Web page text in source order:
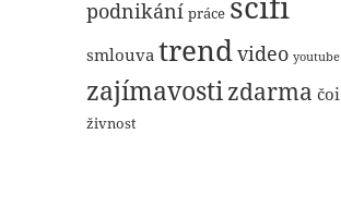
podnikání práce
smlouva trendvideo youtube
zajímavostizdarma čoi
živnost